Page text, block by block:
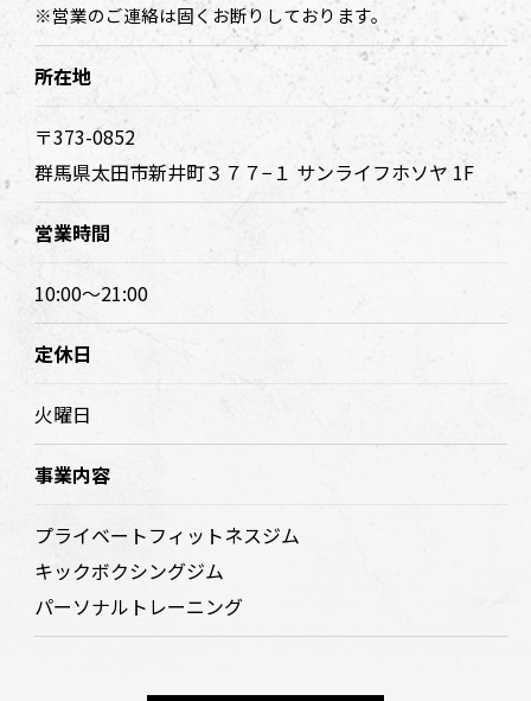
※営業のご連絡は固くお断りしております。
所在地
〒373-0852
群馬県太田市新井町３７７−１ サンライフホソヤ 1F
営業時間
10:00～21:00
定休日
火曜日
事業内容
プライベートフィットネスジム
キックボクシングジム
パーソナルトレーニング
漫画はこちら